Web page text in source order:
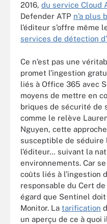
2016, du service Cloud
Defender ATP n’a plus
l’éditeur s’offre même
services de détection
Ce n’est pas une
promet l’ingestion
liés à Office 365 avec
moyens de mettre en
briques de sécurité de
comme le relève
Nguyen, cette
susceptible de séduire
l’éditeur… suivant la
environnements. Car
coûts liés à l’ingestion
responsable du Cert
égard que Sentinel doit
Monitor. La tarification
un aperçu de ce à quoi